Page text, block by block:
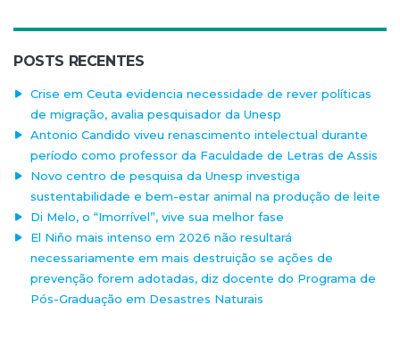
POSTS RECENTES
Crise em Ceuta evidencia necessidade de rever políticas
de migração, avalia pesquisador da Unesp
Antonio Candido viveu renascimento intelectual durante
período como professor da Faculdade de Letras de Assis
Novo centro de pesquisa da Unesp investiga
sustentabilidade e bem-estar animal na produção de leite
Di Melo, o “Imorrível”, vive sua melhor fase
El Niño mais intenso em 2026 não resultará
necessariamente em mais destruição se ações de
prevenção forem adotadas, diz docente do Programa de
Pós-Graduação em Desastres Naturais